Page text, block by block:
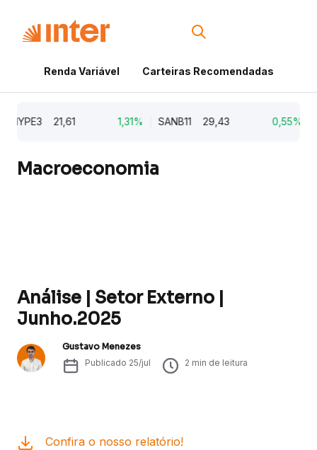
Renda Variável Carteiras Recomendadas
21,61 1,31% SANB11 29,43 0,55%
Macroeconomia
Análise | Setor Externo |
Junho.2025
Gustavo Menezes
Publicado 25/jul 2 min de leitura
Confira o nosso relatório!